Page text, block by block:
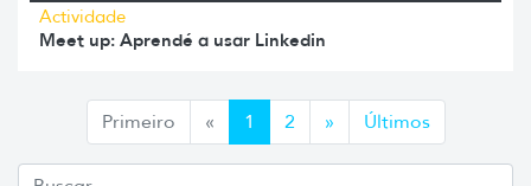
Actividade
Meet up: Aprendé a usar Linkedin
Primeiro «Anterior
1 2 »Siguiente
Últimos